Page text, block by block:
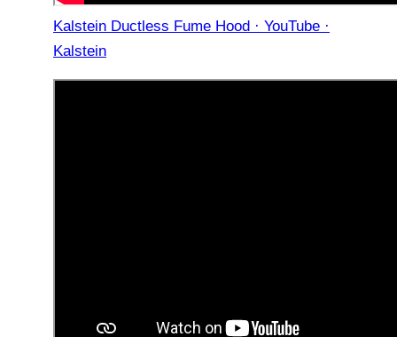
Kalstein Ductless Fume Hood · YouTube ·
Kalstein